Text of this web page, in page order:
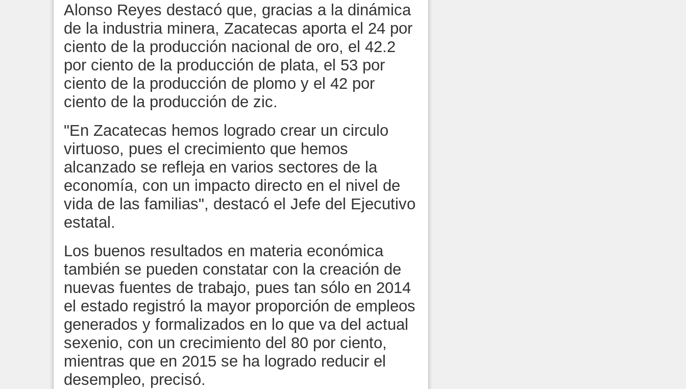
Alonso Reyes destacó que, gracias a la dinámica
de la industria minera, Zacatecas aporta el 24 por
ciento de la producción nacional de oro, el 42.2
por ciento de la producción de plata, el 53 por
ciento de la producción de plomo y el 42 por
ciento de la producción de zic.
"En Zacatecas hemos logrado crear un circulo
virtuoso, pues el crecimiento que hemos
alcanzado se refleja en varios sectores de la
economía, con un impacto directo en el nivel de
vida de las familias", destacó el Jefe del Ejecutivo
estatal.
Los buenos resultados en materia económica
también se pueden constatar con la creación de
nuevas fuentes de trabajo, pues tan sólo en 2014
el estado registró la mayor proporción de empleos
generados y formalizados en lo que va del actual
sexenio, con un crecimiento del 80 por ciento,
mientras que en 2015 se ha logrado reducir el
desempleo, precisó.